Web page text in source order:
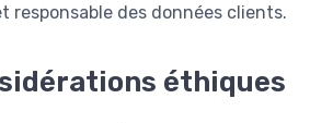
responsable des données clients.
éthiques